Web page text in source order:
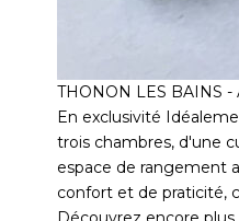
THONON LES BAINS
En exclusivité
trois chambres, d'une
espace de rangement
confort et de praticité,